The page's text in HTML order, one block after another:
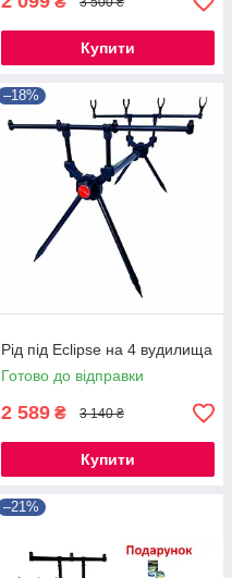
Купити
–18%
Рід під Eclipse на 4 вудилища
Готово до відправки
2 589 ₴ 3 140 ₴
Купити
–21%